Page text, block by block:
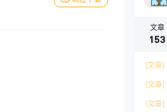
文章
153
[文章]
[文章]
[文章]